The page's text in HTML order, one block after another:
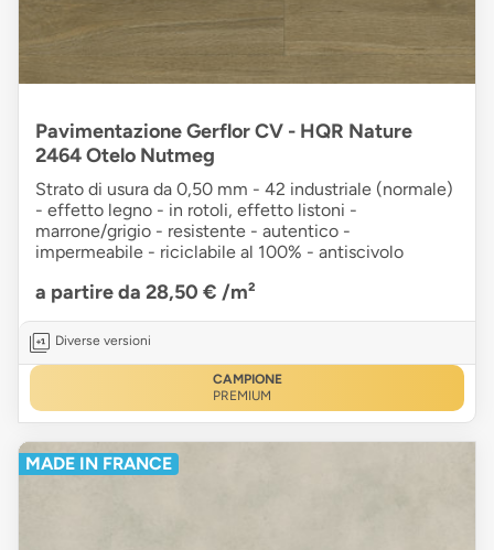
Pavimentazione Gerflor CV - HQR Nature
2464 Otelo Nutmeg
Strato di usura da 0,50 mm - 42 industriale (normale)
- effetto legno - in rotoli, effetto listoni -
marrone/grigio - resistente - autentico -
impermeabile - riciclabile al 100% - antiscivolo
a partire da 28,50 € /m²
Diverse versioni
CAMPIONE
PREMIUM
MADE IN FRANCE